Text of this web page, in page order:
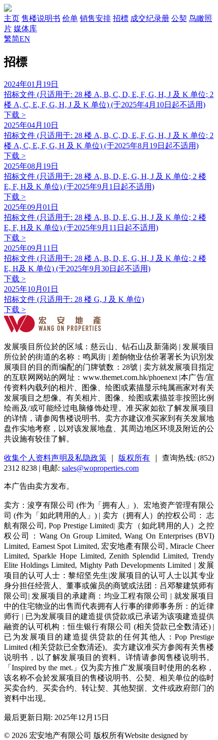
主页 售楼说明书 价单 销售安排 招標 成交纪录册 公契 鸟瞰照
片 媒体库
繁简EN
招標
2024年01月19日
招标文件 (只适用于: 28 楼 A, B, C, D, E, F, G, H, J 及 K 单位; 2
楼 A, C, E, F, G, H, J 及 K 单位) (于2025年4月10日起不适用)
下载 >
2025年04月10日
招标文件 (只适用于: 28 楼 A, B, C, D, E, F, G, H, J 及 K 单位; 2
楼 A, C, E, F, G, H 及 K 单位) (于2025年8月19日起不适用)
下载 >
2025年08月19日
招标文件 (只适用于: 28 楼 A, B, D, E, G, H, J 及 K 单位; 2 楼
E, F, H及 K 单位) (于2025年9月1日起不适用)
下载 >
2025年09月01日
招标文件 (只适用于: 28 楼 A, B, D, E, G, H, J 及 K 单位; 2 楼
E, F, H及 K 单位) (于2025年9月11日起不适用)
下载 >
2025年09月11日
招标文件 (只适用于: 28 楼 A, B, D, E, G, H, J 及 K 单位; 2 楼
E, H及 K 单位) (于2025年9月30日起不适用)
下载 >
2025年10月01日
招标文件 (只适用于: 28 楼 G, J 及 K 单位)
下载 >
发展项目所位於的区域：慈云山、钻石山及新蒲岗 | 发展项目
所位於的街道的名称：鸣凤街 | 差餉物业估价署署长为识別发
展项目的目的而编配的门牌號数：28號 | 卖方就发展项目指定
的互联网网站的网址：www.themet.com.hk/phoenext |本广告/宣
传资料內载列的相片、图像、绘图或素描显示纯属画家对有关
发展项目之想像。有关相片、图像、绘图或素描並非按照比例
绘画及/或可能经过电脑修饰处理。准买家如欲了解发展项目
的详情，请参阅售楼说明书。卖方亦建议准买家到有关发展地
盘作实地考察，以对该发展地盘、其周边地区环境及附近的公
共设施有较佳了解。
收集个人资料声明及私隐政策｜ 版权所有 ｜ 查询热线: (852)
2312 8238 | 电邮: sales@woproperties.com
本广告由卖方发布。
卖方：浚亨有限公司 (作为「拥有人」)、宏地资产管理有限公
司 (作为「如此聘用的人」) | 卖方（拥有人）的控权公司： 志
航有限公司, Pop Prestige Limited| 卖方（如此聘用的人）之控
权公司：Wang On Group Limited, Wang On Enterprises (BVI)
Limited, Earnest Spot Limited, 宏安地產有限公司, Miracle Cheer
Limited, Sparkle Hope Limited, Zenith Splendid Limited, Trendy
Elite Holdings Limited, Mighty Path Developments Limited | 发展
项目的认可人士：黎绍坚先生|发展项目的认可人士以其专业
身分担任经营人、董事或僱员的商號或法团：吕邓黎建筑师有
限公司| 发展项目的承建商：均业工程有限公司 | 就发展项目
中的住宅物业的出售而代表拥有人行事的律师事务所：的近律
师行 | 已为发展项目的建造提供贷款或已承诺为该项建造提供
融资的认可机构：恒生银行有限公司 (相关贷款已全数清还) |
已为发展项目的建造提供贷款的任何其他人：Pop Prestige
Limited (相关贷款已全数清还)。卖方建议准买方参阅有关售楼
说明书，以了解发展项目的资料。详情请参阅售楼说明书。
「Inspired by the met.」仅为卖方推广发展项目时使用的名称，
该名称不会於发展项目的售楼说明书、公契、相关单位的临时
买卖合约、买卖合约、转让契、其他契据、文件或政府部门的
资料中出现。
最后更新日期: 2025年12月15日
© 2026 宏安地产有限公司 版权所有Website designed by